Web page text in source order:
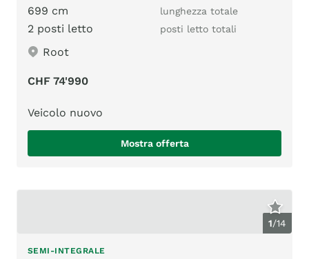
699 cm lunghezza totale
2 posti letto posti letto totali
Root
CHF 74'990
Veicolo nuovo
Mostra offerta
1/14
SEMI-INTEGRALE